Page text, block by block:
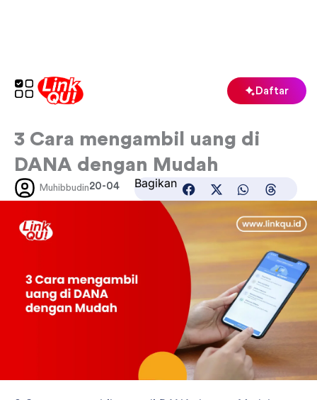
Daftar
3 Cara mengambil uang di
DANA dengan Mudah
Muhibbudin20-04 Bagikan